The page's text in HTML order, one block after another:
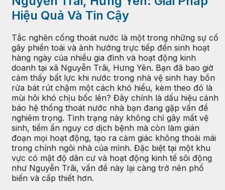
Hiệu Quả Và Tin Cậy
Tắc nghẽn cống thoát nước là một trong những sự cố
gây phiền toái và ảnh hưởng trực tiếp đến sinh hoạt
hàng ngày của nhiều gia đình và hoạt động kinh
doanh tại xã Nguyễn Trãi, Hưng Yên. Bạn đã bao giờ
cảm thấy bất lực khi nước trong nhà vệ sinh hay bồn
rửa bát rút chậm một cách khó hiểu, kèm theo đó là
mùi hôi khó chịu bốc lên? Đây chính là dấu hiệu cảnh
báo hệ thống thoát nước nhà bạn đang gặp vấn đề
nghiêm trọng. Tình trạng này không chỉ gây mất vệ
sinh, tiềm ẩn nguy cơ dịch bệnh mà còn làm gián
đoạn mọi hoạt động, tạo ra cảm giác không thoải mái
trong chính ngôi nhà của mình. Đặc biệt tại một khu
vực có mật độ dân cư và hoạt động kinh tế sôi động
như Nguyễn Trãi, vấn đề này lại càng trở nên phổ
biến và cấp thiết hơn.